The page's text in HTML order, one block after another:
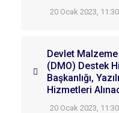
20 Ocak 2023, 11:30
Devlet
(DMO) Destek
Başkanlığı,
Hizmetleri
20 Ocak 2023, 11:30